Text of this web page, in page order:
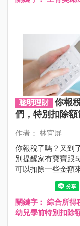
聰明理財
你報
們，特別扣除
作者： 林宜屏
你報稅了嗎？又到
別提醒家有寶寶跟
可以扣除一些金額
額省稅又利己！
關鍵字： 綜合所得
幼兒學前特別扣除